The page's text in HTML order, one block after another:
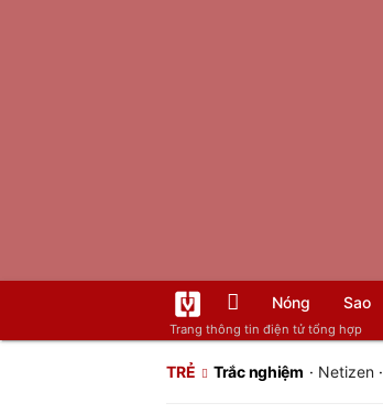
Trang thông tin điện tử tổng hợp
Nóng Sao
TRẺ Trắc nghiệm · Netizen·